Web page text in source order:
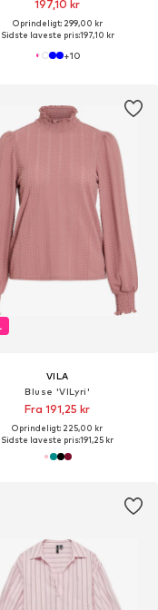
197,10 kr
Oprindeligt: 299,00 kr
Sidste laveste pris:197,10 kr
+10
VILA
Bluse 'VILyri'
Fra 191,25 kr
Oprindeligt: 225,00 kr
Sidste laveste pris:191,25 kr